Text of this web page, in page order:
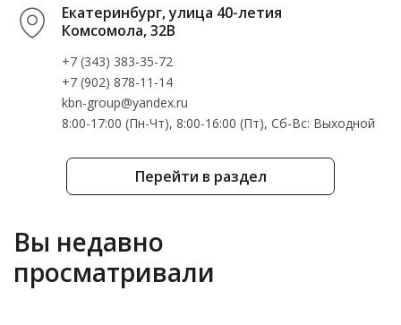
Перейти в раздел
Екатеринбург, улица 40-летия
Комсомола, 32В
+7 (343) 383-35-72
+7 (902) 878-11-14
kbn-group@yandex.ru
8:00-17:00 (Пн-Чт), 8:00-16:00 (Пт), Cб-Вс: Выходной
Вы недавно
просматривали